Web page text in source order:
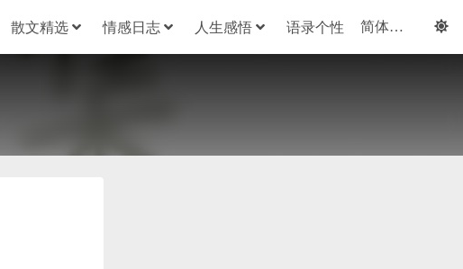
散文精选 情感日志 人生感悟 语录个性